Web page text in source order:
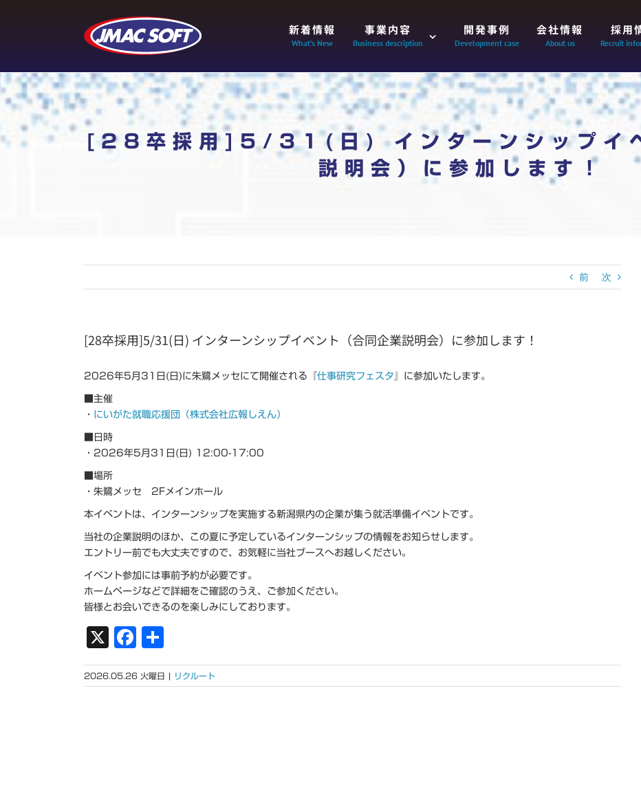
新着情報
What’s New
事業内容
Business description
開発事例
Development case
会社情報
About us
採用
Recruit
[28卒採用]5/31(日) インターンシップイベ
説明会）に参加します！
前 次
[28卒採用]5/31(日) インターンシップイベント（合同企業説明会）に参加します！
2026年5月31日(日)に朱鷺メッセにて開催される『 仕事研究フェスタ 』に参加いたします。
■主催
・ にいがた就職応援団（株式会社広報しえん）
■日時
・2026年5月31日(日) 12:00-17:00
■場所
・朱鷺メッセ 2Fメインホール
本イベントは、インターンシップを実施する新潟県内の企業が集う就活準備イベントです。
当社の企業説明のほか、この夏に予定しているインターンシップの情報をお知らせします。
エントリー前でも大丈夫ですので、お気軽に当社ブースへお越しください。
イベント参加には事前予約が必要です。
ホームページなどで詳細をご確認のうえ、ご参加ください。
皆様とお会いできるのを楽しみにしております。
X Facebook
有
2026.05.26 火曜日 | リクルート